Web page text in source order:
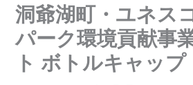
洞爺湖町・ユネス
パーク環境貢献事
ト ボトルキャップ